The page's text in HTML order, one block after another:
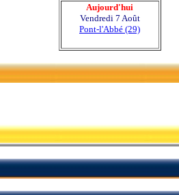
Aujourd'hui
Vendredi 7 Août
Pont-l'Abbé (29)